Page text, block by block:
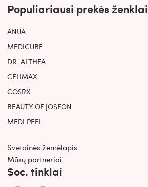
Populiariausi prekės ženklai
ANUA
MEDICUBE
DR. ALTHEA
CELIMAX
COSRX
BEAUTY OF JOSEON
MEDI PEEL
Svetainės žemėlapis
Mūsų partneriai
Soc. tinklai